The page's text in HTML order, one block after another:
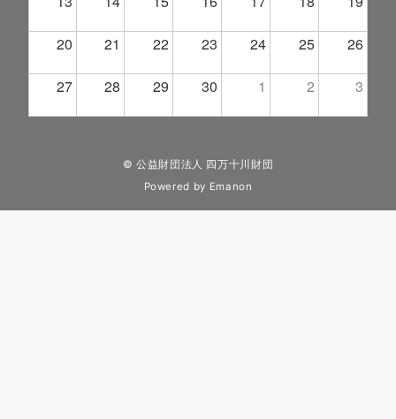
20 21 22 23 24 25 26
27 28 29 30 1 2 3
© 公益財団法人 四万十川財団
Powered by Emanon